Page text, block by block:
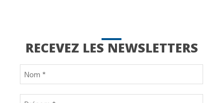
RECEVEZ LES NEWSLETTERS